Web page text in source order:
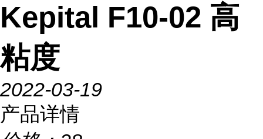
Kepital F10-02 高
粘度
2022-03-19
产品详情